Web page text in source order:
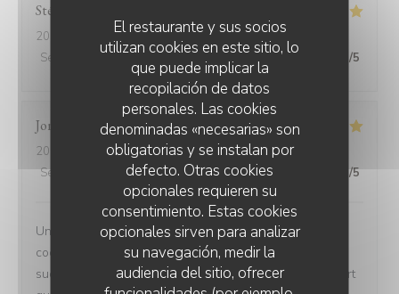
El restaurante y sus socios
utilizan cookies en este sitio, lo
que puede implicar la
recopilación de datos
personales. Las cookies
denominadas «necesarias» son
obligatorias y se instalan por
defecto. Otras cookies
opcionales requieren su
consentimiento. Estas cookies
opcionales sirven para analizar
su navegación, medir la
audiencia del sitio, ofrecer
Stéphanie
2026-07-17
- 20:30 - Invitados 4
Servicio
/5 Ambiente:5/5 Menú :5 /5 Calidad / Precio /5
Jonathan
2026-07-11
- 12:45 - Invitados 3
Servicio
Ambiente:5/5 Menú :5/5 Calidad / Precio /5
Un peut d'attente mais cela en valait la peine, les
cocktails sont très bon la viande très tendre les sauces
succulentes et pour finir les desserts délicieux le rapport